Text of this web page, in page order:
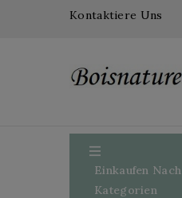
Kontaktiere Uns

Einkaufen Nach
Kategorien